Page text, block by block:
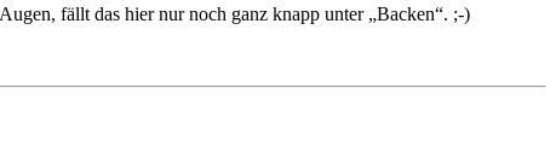
fällt das hier nur noch ganz knapp unter „Backen“. ;-)